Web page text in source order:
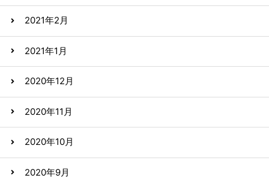
2021年2月
2021年1月
2020年12月
2020年11月
2020年10月
2020年9月